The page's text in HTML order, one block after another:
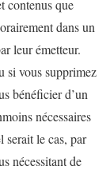
contenus que
dans un
leur émetteur.
si vous supprimez
bénéficier d’un
nécessaires
serait le cas, par
nécessitant de